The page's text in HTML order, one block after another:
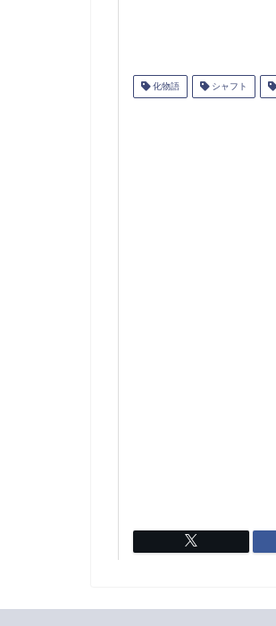
化物語 シャフト